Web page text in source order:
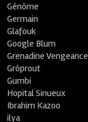
Génôme
Germain
Glafouk
Google Blum
Grenadine Vengeance
Grôprout
Gumbi
Hopital Sinueux
Ibrahim Kazoo
ilya